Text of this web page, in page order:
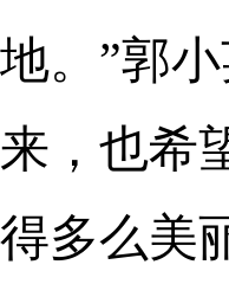
地。”郭
来，也希
得多么美